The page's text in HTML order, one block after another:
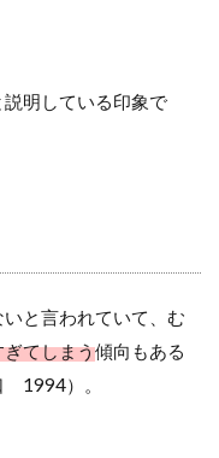
明している印象で
いと言われていて、む
てしまう傾向もある
1994）。